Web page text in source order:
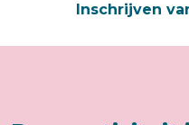
Inschrijven